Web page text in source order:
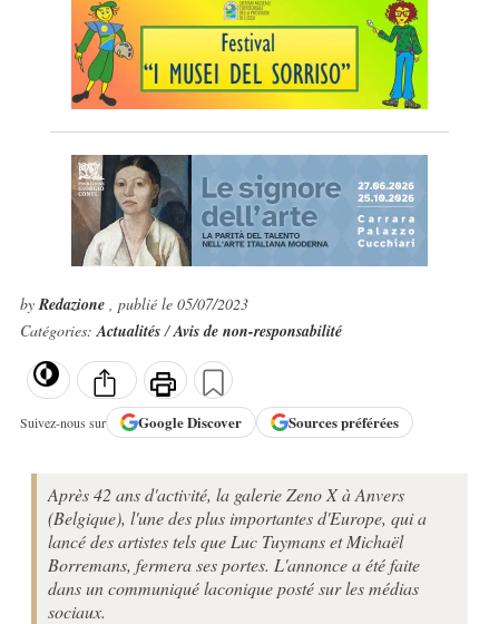
byRedazione , publié le 05/07/2023
Catégories:Actualités/Avis de non-responsabilité
Suivez-nous sur GoogleDiscover Sources préférées
Après 42 ans d'activité, la galerie Zeno X à Anvers
(Belgique), l'une des plus importantes d'Europe, qui a
lancé des artistes tels que Luc Tuymans et Michaël
Borremans, fermera ses portes. L'annonce a été faite
dans un communiqué laconique posté sur les médias
sociaux.